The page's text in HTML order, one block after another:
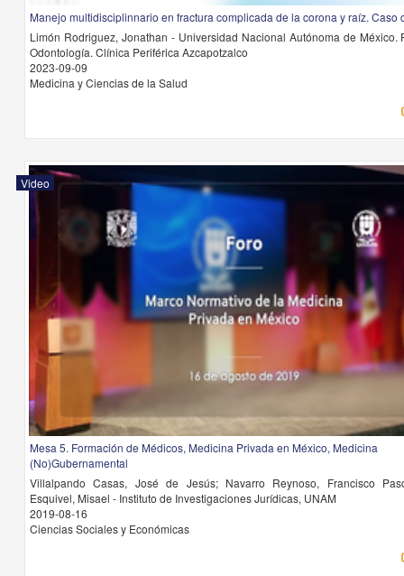
Manejo multidisciplinnario en fractura complicada de la corona y raíz. Caso
Limón Rodriguez, Jonathan - Universidad Nacional Autónoma de México.
Odontología. Clínica Periférica Azcapotzalco
2023-09-09
Medicina y Ciencias de la Salud
Video
Mesa 5. Formación de Médicos, Medicina Privada en México, Medicina
(No)Gubernamental
Villalpando Casas, José de Jesús; Navarro Reynoso, Francisco
Esquivel, Misael - Instituto de Investigaciones Jurídicas, UNAM
2019-08-16
Ciencias Sociales y Económicas